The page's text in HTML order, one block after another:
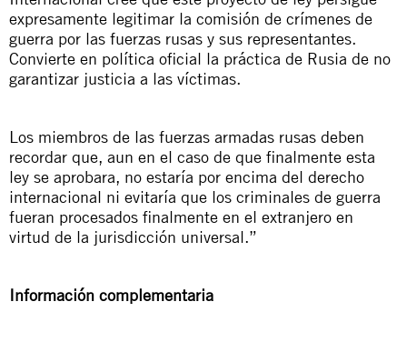
expresamente legitimar la comisión de crímenes de
guerra por las fuerzas rusas y sus representantes.
Convierte en política oficial la práctica de Rusia de no
garantizar justicia a las víctimas.
Los miembros de las fuerzas armadas rusas deben
recordar que, aun en el caso de que finalmente esta
ley se aprobara, no estaría por encima del derecho
internacional ni evitaría que los criminales de guerra
fueran procesados finalmente en el extranjero en
virtud de la jurisdicción universal.”
Información complementaria